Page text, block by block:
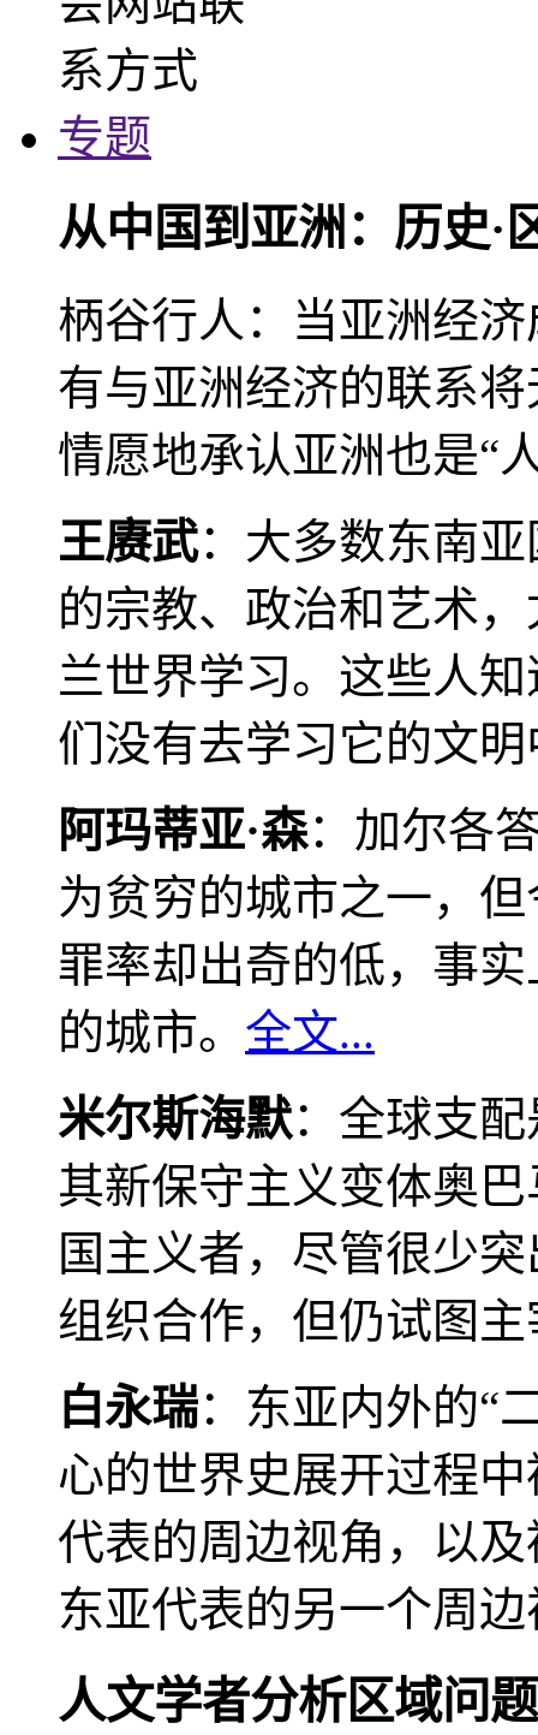
专题
从中国到亚洲：历史·
柄谷行人：当亚洲经
有与亚洲经济的联系
情愿地承认亚洲也是“
王赓武：大多数东南
的宗教、政治和艺术
兰世界学习。这些人
们没有去学习它的文
阿玛蒂亚·森：加尔各
为贫穷的城市之一，
罪率却出奇的低，事
的城市。 全文...
米尔斯海默：全球支
其新保守主义变体奥
国主义者，尽管很少
组织合作，但仍试图
白永瑞：东亚内外的“
心的世界史展开过程
代表的周边视角，以
东亚代表的另一个周
人文学者分析区域问题